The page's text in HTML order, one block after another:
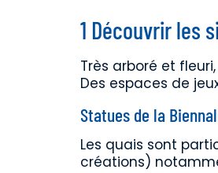
1 Découvrir les
Très arboré et
Des espaces de
Statues de la
Les quais sont
créations)